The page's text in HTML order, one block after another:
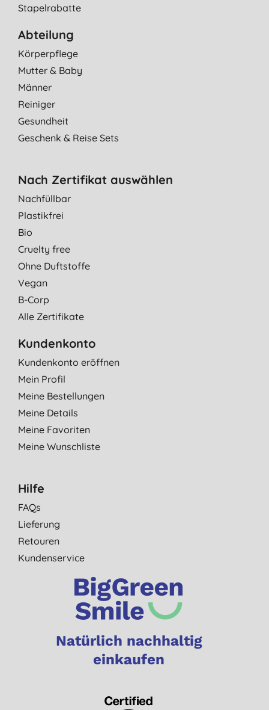
Stapelrabatte
Abteilung
Körperpflege
Mutter & Baby
Männer
Reiniger
Gesundheit
Geschenk & Reise Sets
Nach Zertifikat auswählen
Nachfüllbar
Plastikfrei
Bio
Cruelty free
Ohne Duftstoffe
Vegan
B-Corp
Alle Zertifikate
Kundenkonto
Kundenkonto eröffnen
Mein Profil
Meine Bestellungen
Meine Details
Meine Favoriten
Meine Wunschliste
Hilfe
FAQs
Lieferung
Retouren
Kundenservice
Natürlich nachhaltig
einkaufen